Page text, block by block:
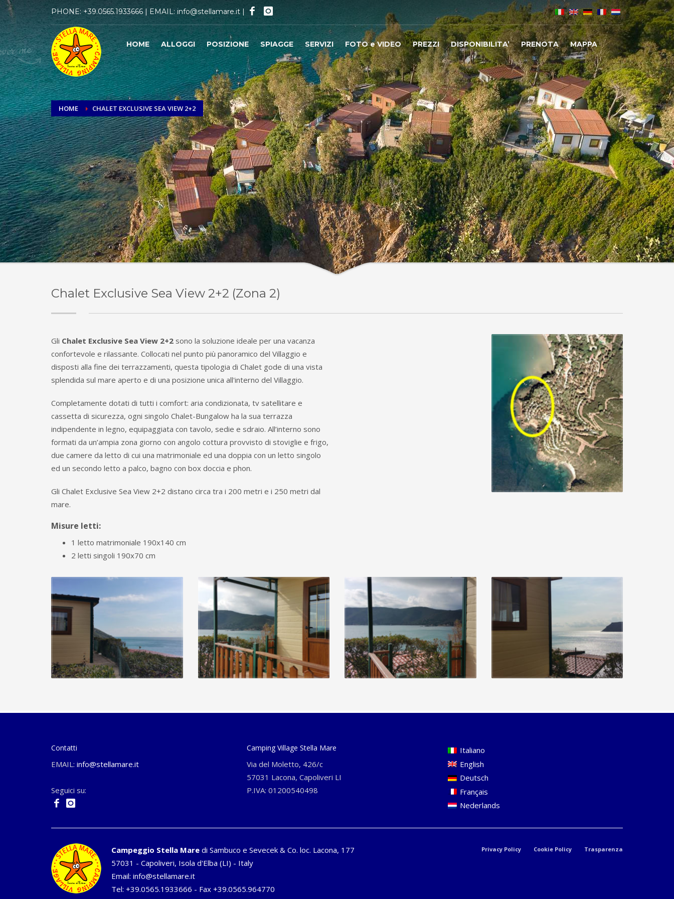
PHONE: +39.0565.1933666 | EMAIL: info@stellamare.it |
HOME ALLOGGI POSIZIONE SPIAGGE SERVIZI FOTO e VIDEO PREZZI DISPONIBILITA’ PRENOTA MAPPA
HOME CHALET EXCLUSIVE SEA VIEW 2+2
Chalet Exclusive Sea View 2+2 (Zona 2)
Gli Chalet Exclusive Sea View 2+2 sono la soluzione ideale per una vacanza
confortevole e rilassante. Collocati nel punto più panoramico del Villaggio e
disposti alla fine dei terrazzamenti, questa tipologia di Chalet gode di una vista
splendida sul mare aperto e di una posizione unica all'interno del Villaggio.
Completamente dotati di tutti i comfort: aria condizionata, tv satellitare e
cassetta di sicurezza, ogni singolo Chalet-Bungalow ha la sua terrazza
indipendente in legno, equipaggiata con tavolo, sedie e sdraio. All’interno sono
formati da un’ampia zona giorno con angolo cottura provvisto di stoviglie e frigo,
due camere da letto di cui una matrimoniale ed una doppia con un letto singolo
ed un secondo letto a palco, bagno con box doccia e phon.
Gli Chalet Exclusive Sea View 2+2 distano circa tra i 200 metri e i 250 metri dal
mare.
Misure letti:
1 letto matrimoniale 190x140 cm
2 letti singoli 190x70 cm
Contatti
EMAIL: info@stellamare.it
Seguici su:
Camping Village Stella Mare
Via del Moletto, 426/c
57031 Lacona, Capoliveri LI
P.IVA: 01200540498
Italiano
English
Deutsch
Français
Nederlands
Privacy Policy Cookie Policy Trasparenza
Campeggio Stella Mare di Sambuco e Sevecek & Co. loc. Lacona, 177
57031 - Capoliveri, Isola d'Elba (LI) - Italy
Email: info@stellamare.it
Tel: +39.0565.1933666 - Fax +39.0565.964770